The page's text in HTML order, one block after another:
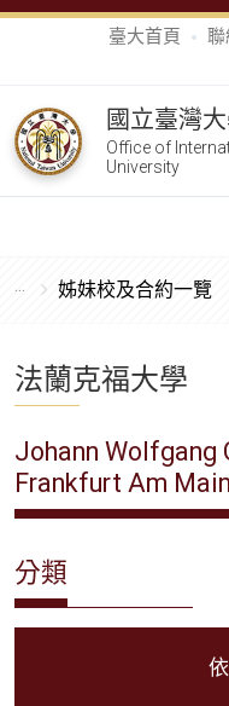
臺大首頁 聯
國立臺灣
Office of
University
姊妹校及合約一覽
法蘭克福大學
Johann Wolfgang
Frankfurt Am Main
分類